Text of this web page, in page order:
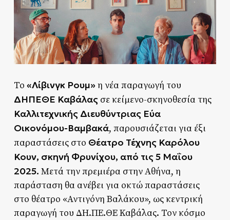
Το «Λίβινγκ Ρουμ»η νέα παραγωγή του
ΔΗΠΕΘΕ Καβάλας σε κείμενο-σκηνοθεσία της
Καλλιτεχνικής Διευθύντριας Εύα
Οικονόμου-Βαμβακά, παρουσιάζεται για έξι
παραστάσεις στο Θέατρο Τέχνης Καρόλου
Κουν, σκηνή Φρυνίχου, από τις 5 Μαΐου
2025. Μετά την πρεμιέρα στην Αθήνα, η
παράσταση θα ανέβει για οκτώ παραστάσεις
στο θέατρο «Αντιγόνη Βαλάκου», ως κεντρική
παραγωγή του ΔΗ.ΠΕ.ΘΕ Καβάλας. Τον κόσμο